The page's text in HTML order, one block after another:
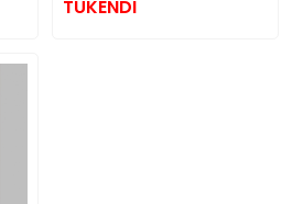
TÜKENDİ